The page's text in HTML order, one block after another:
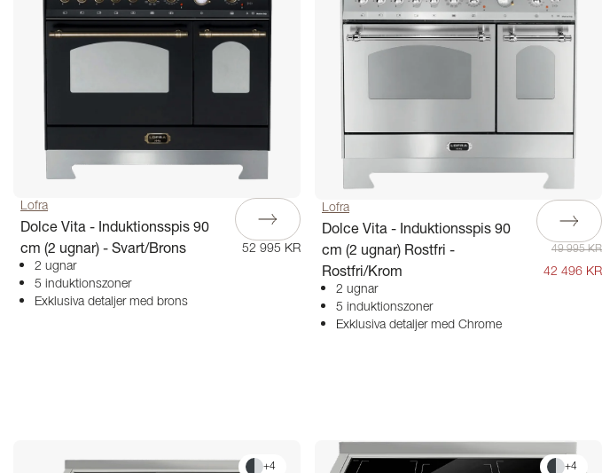
Lofra
Dolce Vita - Induktionsspis 90
cm (2 ugnar) - Svart/Brons
2 ugnar
5 induktionszoner
Exklusiva detaljer med brons
52 995 KR
Lofra
Dolce Vita - Induktionsspis 90
cm (2 ugnar) Rostfri -
Rostfri/Krom
2 ugnar
5 induktionszoner
Exklusiva detaljer med Chrome
49 995 KR
42 496 KR
+4 +4